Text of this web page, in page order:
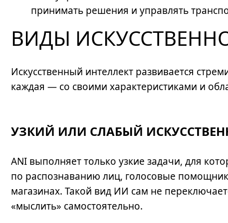
принимать решения и управлять
ВИДЫ
Искусственный интеллект развивается
каждая — со своими характеристиками и
УЗКИЙ ИЛИ СЛАБЫЙ
ANI выполняет только узкие задачи, для
по распознаванию лиц, голосовые
магазинах. Такой вид ИИ сам не
«мыслить» самостоятельно.